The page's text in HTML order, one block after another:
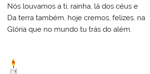
Nós louvamos a ti, rainha, lá dos céus e
Da terra também, hoje cremos, felizes, na
Glória que no mundo tu trás do além.